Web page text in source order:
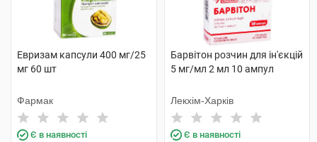
Евризам капсули 400 мг/25
мг 60 шт
Фармак
Є в наявності
Барвітон розчин для ін'єкцій
5 мг/мл 2 мл 10 ампул
Лекхім-Харків
Є в наявності